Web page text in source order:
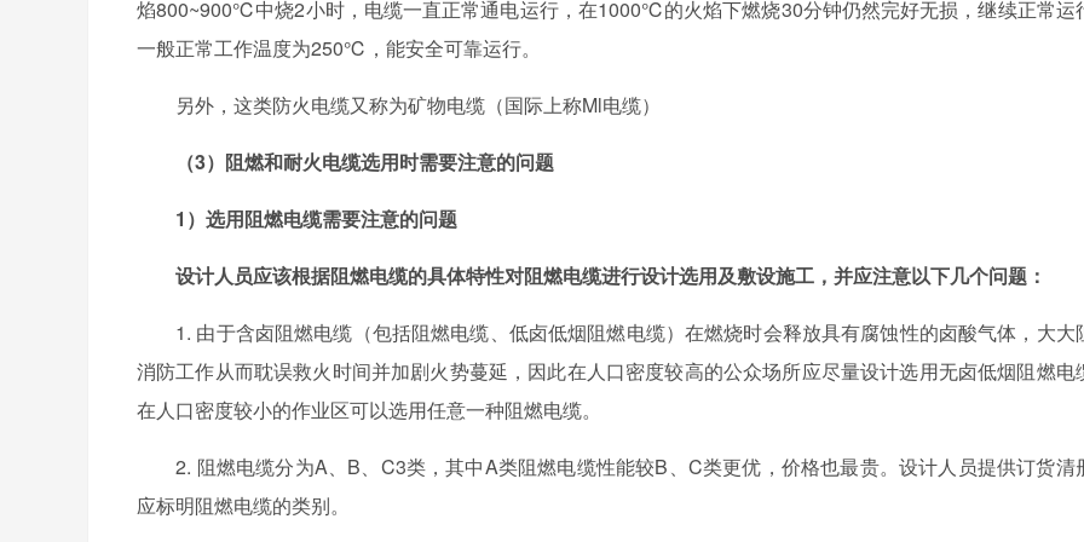
焰800~900℃中烧2小时，电缆一直正常通电运行，在1000℃的火焰下燃烧30分钟仍然完好无损，继续正常运
一般正常工作温度为250℃，能安全可靠运行。
另外，这类防火电缆又称为矿物电缆（国际上称Ml电缆）
（3）阻燃和耐火电缆选用时需要注意的问题
1）选用阻燃电缆需要注意的问题
设计人员应该根据阻燃电缆的具体特性对阻燃电缆进行设计选用及敷设施工，并应注意以下几个问题：
1. 由于含卤阻燃电缆（包括阻燃电缆、低卤低烟阻燃电缆）在燃烧时会释放具有腐蚀性的卤酸气体，大大
消防工作从而耽误救火时间并加剧火势蔓延，因此在人口密度较高的公众场所应尽量设计选用无卤低烟阻燃电
在人口密度较小的作业区可以选用任意一种阻燃电缆。
2. 阻燃电缆分为A、B、C3类，其中A类阻燃电缆性能较B、C类更优，价格也最贵。设计人员提供订货清
应标明阻燃电缆的类别。